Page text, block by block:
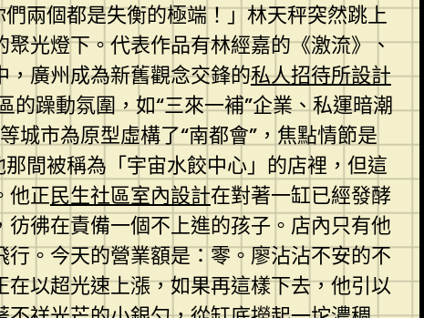
兩個都是失衡的極端！」林天秤突然跳上
光燈下。代表作品有林經嘉的《激流》、
廣州成為新舊觀念交鋒的私人招待所設計
躁動氛圍，如“三來一補”企業、私運暗潮
城市為原型虛構了“南都會”，焦點情節是
間被稱為「宇宙水餃中心」的店裡，但這
他正民生社區室內設計在對著一缸已經發酵
彿在責備一個不上進的孩子。店內只有他
。今天的營業額是：零。廖沾沾不安的不
以超光速上漲，如果再這樣下去，他引以